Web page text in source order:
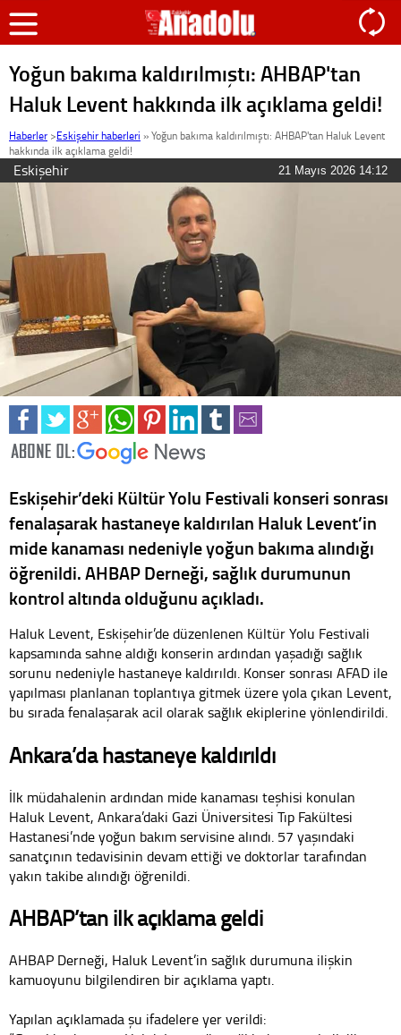
Yoğun bakıma kaldırılmıştı: AHBAP'tan
Haluk Levent hakkında ilk açıklama geldi!
Haberler >Eskişehir haberleri »Yoğun bakıma kaldırılmıştı: AHBAP'tan Haluk Levent
hakkında ilk açıklama geldi!
Eskişehir 21 Mayıs 2026 14:12
Eskişehir’deki Kültür Yolu Festivali konseri sonrası
fenalaşarak hastaneye kaldırılan Haluk Levent’in
mide kanaması nedeniyle yoğun bakıma alındığı
öğrenildi. AHBAP Derneği, sağlık durumunun
kontrol altında olduğunu açıkladı.
Haluk Levent, Eskişehir’de düzenlenen Kültür Yolu Festivali
kapsamında sahne aldığı konserin ardından yaşadığı sağlık
sorunu nedeniyle hastaneye kaldırıldı. Konser sonrası AFAD ile
yapılması planlanan toplantıya gitmek üzere yola çıkan Levent,
bu sırada fenalaşarak acil olarak sağlık ekiplerine yönlendirildi.
Ankara’da hastaneye kaldırıldı
İlk müdahalenin ardından mide kanaması teşhisi konulan
Haluk Levent, Ankara’daki Gazi Üniversitesi Tıp Fakültesi
Hastanesi’nde yoğun bakım servisine alındı. 57 yaşındaki
sanatçının tedavisinin devam ettiği ve doktorlar tarafından
yakın takibe alındığı öğrenildi.
AHBAP’tan ilk açıklama geldi
AHBAP Derneği, Haluk Levent’in sağlık durumuna ilişkin
kamuoyunu bilgilendiren bir açıklama yaptı.
Yapılan açıklamada şu ifadelere yer verildi: